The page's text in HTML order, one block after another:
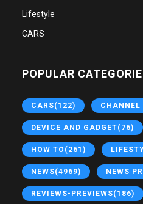
Lifestyle
CARS
POPULAR
CARS(122) CHANNEL
DEVICE AND GADGET(76)
HOW TO (261)
NEWS(4969) NEWS PR
REVIEWS-PREVIEWS(186)